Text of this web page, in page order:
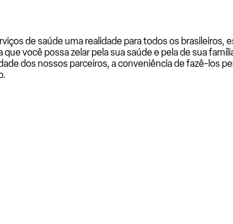
de saúde uma realidade para todos os
você possa zelar pela sua saúde e pela de sua
dos nossos parceiros, a conveniência de fazê-los